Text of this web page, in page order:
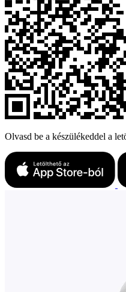
Olvasd be a készülékeddel a